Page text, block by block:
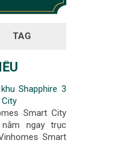
TAG
Shapphire 3
Smart City
ngay trục
Smart